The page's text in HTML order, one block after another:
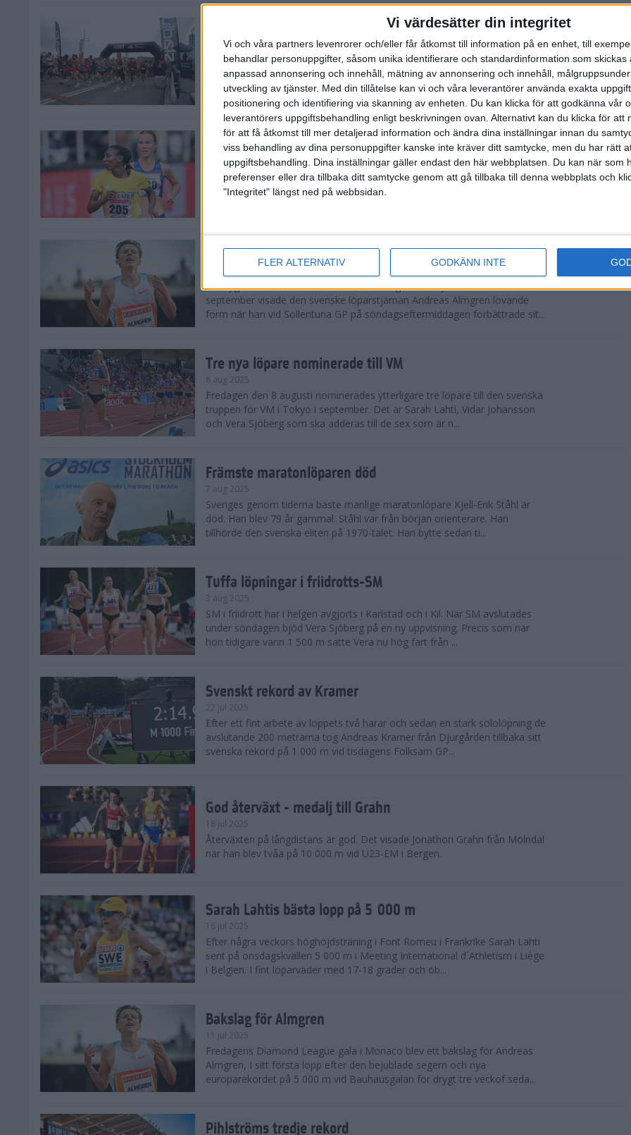
Vi värdesätter din integritet
Vi och våra partners levenrorer och/eller får åtkomst till information på en enhet, till
behandlar personuppgifter, såsom unika identifierare och standardinformation som skickas
anpassad annonsering och innehåll, mätning av annonsering och innehåll,
utveckling av tjänster. Med din tillåtelse kan vi och våra leverantörer använda exakta
positionering och identifiering via skanning av enheten. Du kan klicka för att godkänna vår
leverantörers uppgiftsbehandling enligt beskrivningen ovan. Alternativt kan du klicka för att
för att få åtkomst till mer detaljerad information och ändra dina inställningar innan du
viss behandling av dina personuppgifter kanske inte kräver ditt samtycke, men du har rätt
uppgiftsbehandling. Dina inställningar gäller endast den här webbplatsen. Du kan när som
preferenser eller dra tillbaka ditt samtycke genom att gå tillbaka till denna webbplats och
"Integritet" längst ned på webbsidan.
FLER ALTERNATIV GODKÄNN INTE
Snabbaste segertiden på 12 år i rekordstort adidas
Stockholm Halvmaraton
30 aug 2025
Ett slutsålt och rekordstort adidas Stockholm Halvmaraton avgjordes i
nästintill perfekt löparväder. 18 grader, mulet och väldigt lite vind. Totalt
var 19,866 löpare anmälda, varav 15,807 kom till sta...
Löparna viktiga när Sverige vann Finnkampen
26 aug 2025
Den hundrade upplagan av Finnkampen, världens äldsta och största
landskamp i friidrott, avgjordes inför fullsatta läktare på Stockholms
Svenskt rekord när Almgren testade VM-formen
En dryg månad före friidrotts-VM, som avgörs i Tokyo den 13-21
september visade den svenske löparstjärnan Andreas Almgren lovande
form när han vid Sollentuna GP på söndagseftermiddagen förbättrade sit...
Tre nya löpare nominerade till VM
8 aug 2025
Fredagen den 8 augusti nominerades ytterligare tre löpare till den svenska
truppen för VM i Tokyo i september. Det är Sarah Lahti, Vidar Johansson
och Vera Sjöberg som ska adderas till de sex som är n...
Främste maratonlöparen död
7 aug 2025
Sveriges genom tiderna bäste manlige maratonlöpare Kjell-Erik Ståhl är
död. Han blev 79 år gammal. Ståhl var från början orienterare. Han
tillhörde den svenska eliten på 1970-talet. Han bytte sedan ti...
Tuffa löpningar i friidrotts-SM
3 aug 2025
SM i friidrott har i helgen avgjorts i Karlstad och i Kil. När SM avslutades
under söndagen bjöd Vera Sjöberg på en ny uppvisning. Precis som när
hon tidigare vann 1 500 m satte Vera nu hög fart från ...
Svenskt rekord av Kramer
22 jul 2025
Efter ett fint arbete av loppets två harar och sedan en stark sololöpning de
avslutande 200 metrarna tog Andreas Kramer från Djurgården tillbaka sitt
svenska rekord på 1 000 m vid tisdagens Folksam GP...
God återväxt - medalj till Grahn
18 jul 2025
Återväxten på långdistans är god. Det visade Jonathon Grahn från Mölndal
när han blev tvåa på 10 000 m vid U23-EM i Bergen.
Sarah Lahtis bästa lopp på 5 000 m
16 jul 2025
Efter några veckors höghöjdsträning i Font Romeu i Frankrike Sarah Lahti
sent på onsdagskvällen 5 000 m i Meeting International d´Athletism i Liège
i Belgien. I fint löparväder med 17-18 grader och ob...
Bakslag för Almgren
11 jul 2025
Fredagens Diamond League gala i Monaco blev ett bakslag för Andreas
Almgren, I sitt första lopp efter den bejublade segern och nya
europarekordet på 5 000 m vid Bauhausgalan för drygt tre veckof seda...
Pihlströms tredje rekord